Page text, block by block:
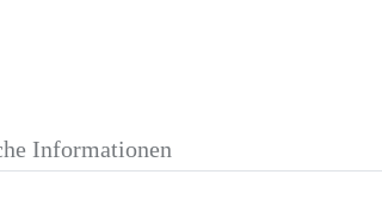
Informationen